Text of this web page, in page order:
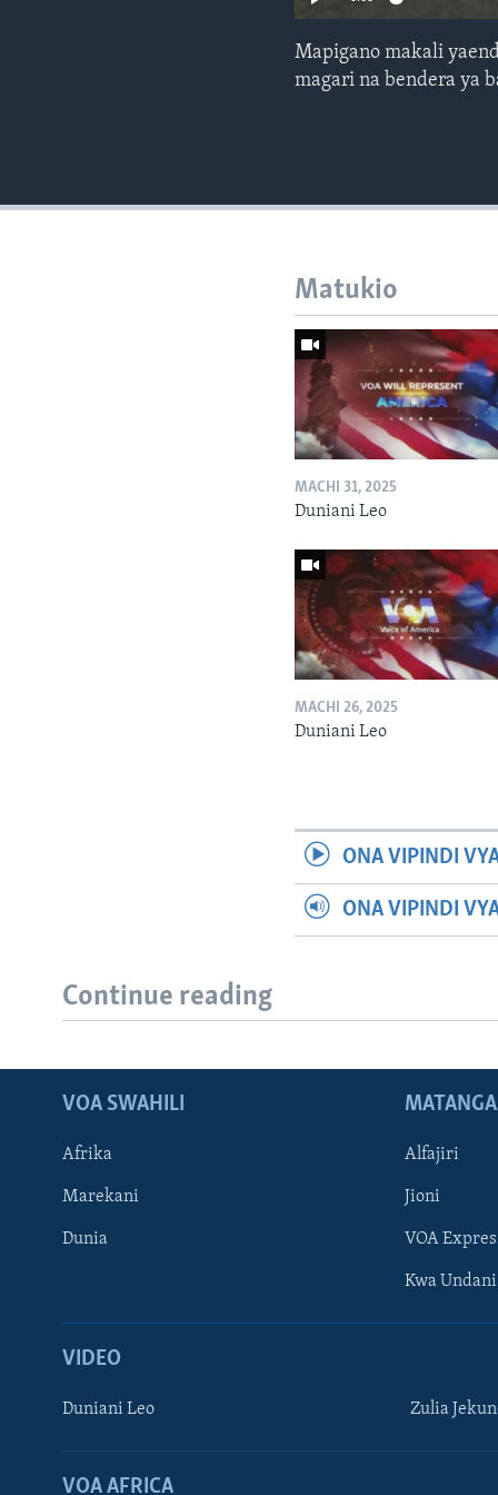
Mapigano makali
magari na bendera ya
Matukio
MACHI 31, 2025
Duniani Leo
MACHI 26, 2025
Duniani Leo
ONA VIPINDI
ONA VIPINDI
Continue reading
VOA SWAHILI
Afrika
Marekani
Dunia
Alfajiri
Jioni
VOA
Kwa Undani
VIDEO
Duniani Leo Zulia
VOA AFRICA